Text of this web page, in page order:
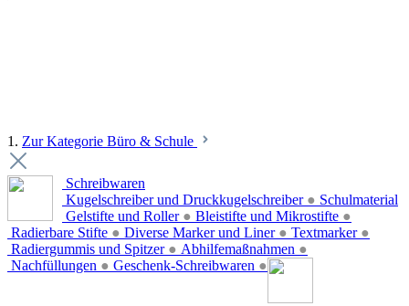
1. Zur Kategorie Büro & Schule
Schreibwaren
Kugelschreiber und Druckkugelschreiber ●
Gelstifte und Roller ● Bleistifte und Mikrostifte ●
Radierbare Stifte ● Diverse Marker und Liner ● Textmarker ●
Radiergummis und Spitzer ● Abhilfemaßnahmen ●
Nachfüllungen ● Geschenk-Schreibwaren ●
Schulmaterial